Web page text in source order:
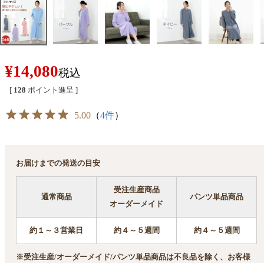
¥14,080税込
[ 128 ポイント進呈 ]
5.00 （4件）
お届けまでの発送の目安
通常商品
受注生産商品
オーダーメイド
パンツ単品商品
約１～３営業日 約４～５週間 約４～５週間
※受注生産/オーダーメイド/パンツ単品商品は不良品を除く、お客様